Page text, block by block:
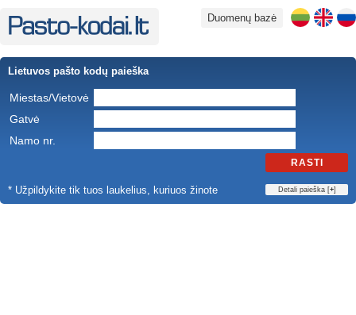
Duomenų bazė
Lietuvos pašto kodų paieška
Miestas/Vietovė
Gatvė
Namo nr.
RASTI
* Užpildykite tik tuos laukelius, kuriuos žinote Detali paieška [+]